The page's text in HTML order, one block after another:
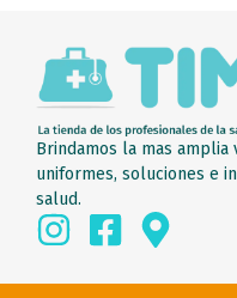
Brindamos la mas amplia
uniformes, soluciones e
salud.